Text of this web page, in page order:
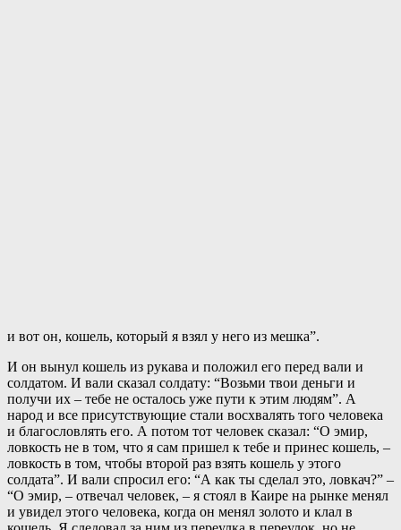
и вот он, кошель, который я взял у него из мешка”.
И он вынул кошель из рукава и положил его перед вали и
солдатом. И вали сказал солдату: “Возьми твои деньги и
получи их – тебе не осталось уже пути к этим людям”. А
народ и все присутствующие стали восхвалять того человека
и благословлять его. А потом тот человек сказал: “О эмир,
ловкость не в том, что я сам пришел к тебе и принес кошель, –
ловкость в том, чтобы второй раз взять кошель у этого
солдата”. И вали спросил его: “А как ты сделал это, ловкач?” –
“О эмир, – отвечал человек, – я стоял в Каире на рынке менял
и увидел этого человека, когда он менял золото и клал в